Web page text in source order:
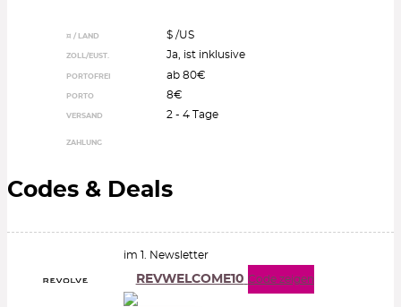
¤ / LAND $ /US
ZOLL/EUST. Ja, ist inklusive
PORTOFREI ab 80€
PORTO 8€
VERSAND 2 - 4 Tage
ZAHLUNG
Codes & Deals
im 1. Newsletter
REVWELCOME10 Code zeigen